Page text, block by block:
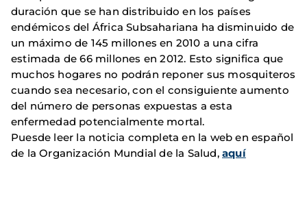
duración que se han distribuido en los países
endémicos del África Subsahariana ha disminuido de
un máximo de 145 millones en 2010 a una cifra
estimada de 66 millones en 2012. Esto significa que
muchos hogares no podrán reponer sus mosquiteros
cuando sea necesario, con el consiguiente aumento
del número de personas expuestas a esta
enfermedad potencialmente mortal.
Puesde leer la noticia completa en la web en español
de la Organización Mundial de la Salud,aquí